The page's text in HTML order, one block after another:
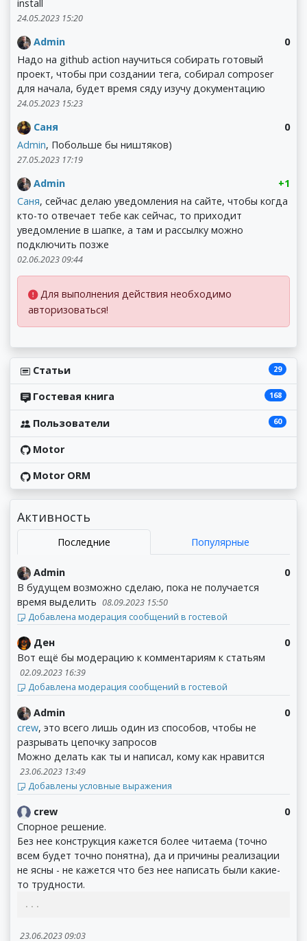
install
24.05.2023 15:20
0
Admin
Надо на github action научиться собирать готовый
проект, чтобы при создании тега, собирал composer
для начала, будет время сяду изучу документацию
24.05.2023 15:23
0
Саня
Admin, Побольше бы ништяков)
27.05.2023 17:19
+1
Admin
Саня, сейчас делаю уведомления на сайте, чтобы когда
кто-то отвечает тебе как сейчас, то приходит
уведомление в шапке, а там и рассылку можно
подключить позже
02.06.2023 09:44
Для выполнения действия необходимо
авторизоваться!
Статьи 29
Гостевая книга 168
Пользователи 60
Motor
Motor ORM
Активность
Последние Популярные
0
Admin
В будущем возможно сделаю, пока не получается
время выделить 08.09.2023 15:50
Добавлена модерация сообщений в гостевой
0
Ден
Вот ещё бы модерацию к комментариям к статьям
02.09.2023 16:39
Добавлена модерация сообщений в гостевой
0
Admin
crew, это всего лишь один из способов, чтобы не
разрывать цепочку запросов
Можно делать как ты и написал, кому как нравится
23.06.2023 13:49
Добавлены условные выражения
0
crew
Спорное решение.
Без нее конструкция кажется более читаема (точно
всем будет точно понятна), да и причины реализации
не ясны - не кажется что без нее написать были какие-
то трудности.
...
23.06.2023 09:03